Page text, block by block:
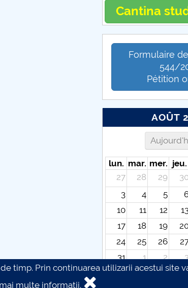
Cantina
Formulaire
544/
Pétition
AOÛT
lun. mar. mer. jeu.
27
28 29
3
4 5
10
11 12
17
18 19
24
25 26
31
1 2
timp. Prin continuarea utilizarii acestui site
multe informatii.